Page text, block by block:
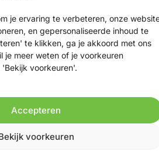
je ervaring te verbeteren, onze
en gepersonaliseerde inhoud te
te klikken, ga je akkoord met ons
je meer weten of je voorkeuren
voorkeuren'.
Accepteren
voorkeuren
| Alle rechten voorbehouden